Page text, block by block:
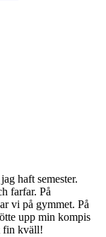
haft semester.
farfar. På
vi på gymmet. På
upp min kompis
fin kväll!